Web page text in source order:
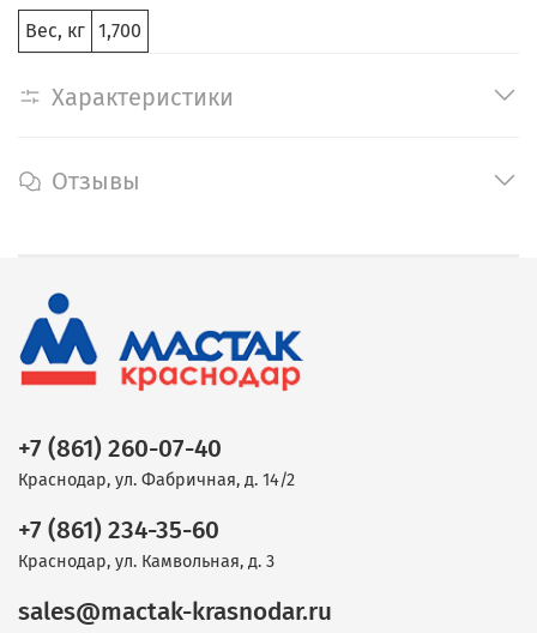
Вес, кг 1,700
Характеристики
Отзывы
+7 (861) 260-07-40
Краснодар, ул. Фабричная, д. 14/2
+7 (861) 234-35-60
Краснодар, ул. Камвольная, д. 3
sales@mactak-krasnodar.ru